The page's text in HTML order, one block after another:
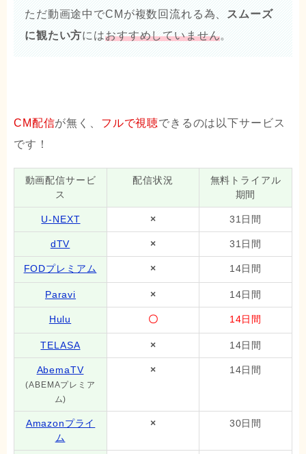
ただ動画途中でCMが複数回流れる為、 スムーズ
に観たい方にはおすすめしていません。
CM配信が無く、 フルで視聴できるのは以下サービス
です！
動画配信サービ
ス
配信状況
無料トライアル
期間
U-NEXT × 31日間
dTV × 31日間
FODプレミアム × 14日間
Paravi × 14日間
Hulu 〇 14日間
TELASA × 14日間
AbemaTV
(ABEMAプレミア
ム)
× 14日間
Amazonプライ
ム
× 30日間